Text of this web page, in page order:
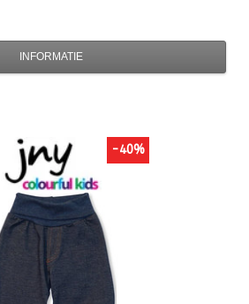
INFORMATIE
-40%